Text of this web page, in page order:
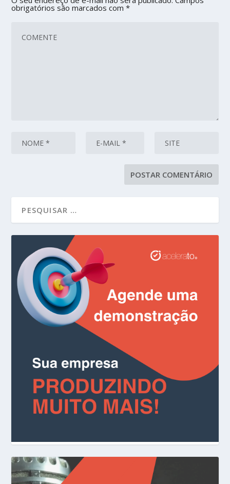
obrigatórios são marcados com*